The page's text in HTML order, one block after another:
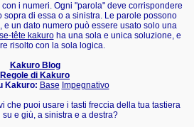
i numeri. Ogni "parola" deve corrispondere
di essa o a sinistra. Le parole possono
e un dato numero può essere usato solo una
tête kakuroha una sola e unica soluzione, e
risolto con la sola logica.
Kakuro Blog
Regole di Kakuro
Kakuro: Base Impegnativo
che puoi usare i tasti freccia della tua tastiera
su e giù, a sinistra e a destra?